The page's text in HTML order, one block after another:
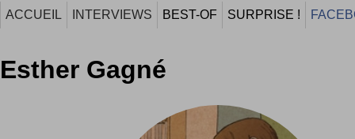
ACCUEIL INTERVIEWS BEST-OF SURPRISE !
Esther Gagné